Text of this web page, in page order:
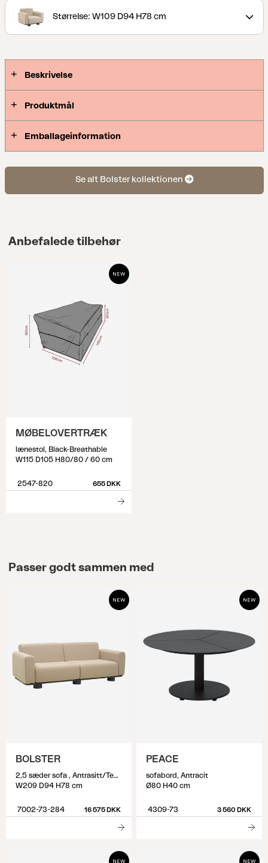
forstærker følelsen af en eksklusiv udendørs
lounge. Hynderne er nemme at fjerne og opbevare.
følelsen af en indendørs sofa, der er skabt til livet
udendørs. Design: Johan Skoogh.
Størrelse: W109 D94 H78 cm
Beskrivelse
Produktmål
Emballageinformation
Se alt Bolster kollektionen
Anbefalede tilbehør
MØBELOVERTRÆK
lænestol, Black-Breathable
W115 D105 H80/80 / 60 cm
2547-820 655 DKK
Passer godt sammen med
BOLSTER
2,5 sæder sofa , Antrasitt/Teddy Beige
W209 D94 H78 cm
7002-73-284 16 575 DKK
PEACE
sofabord, Antracit
Ø80 H40 cm
4309-73 3 560 DKK